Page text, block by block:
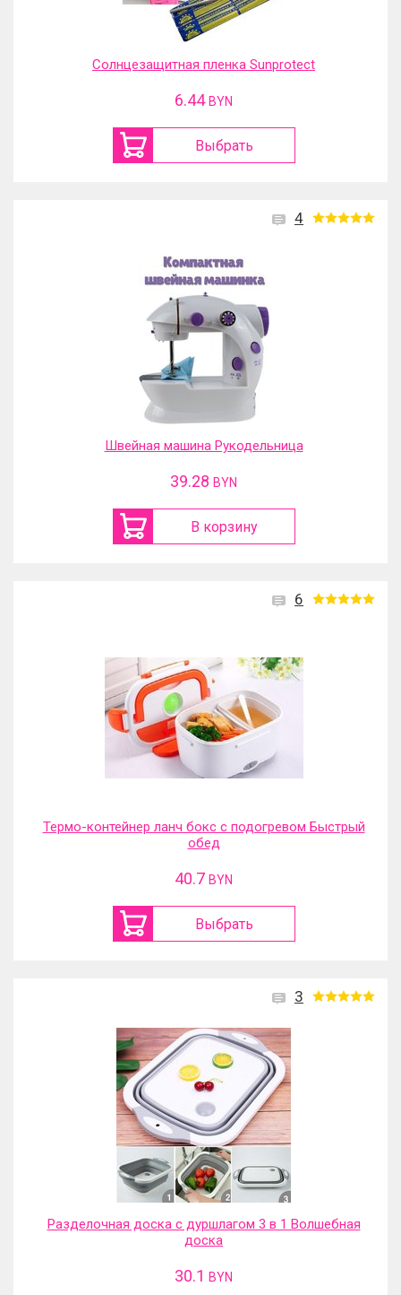
Солнцезащитная пленка Sunprotect
6.44 BYN
Выбрать
4
Швейная машина Рукодельница
39.28 BYN
В корзину
6
Термо-контейнер ланч бокс с подогревом Быстрый
обед
40.7 BYN
Выбрать
3
Разделочная доска с дуршлагом 3 в 1 Волшебная
доска
30.1 BYN